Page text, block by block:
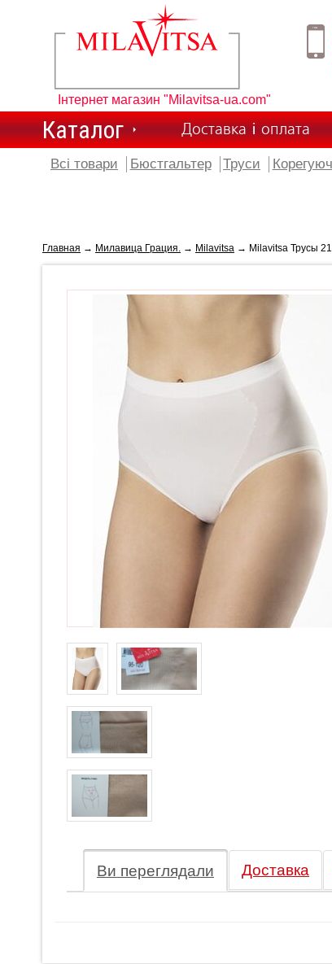
Інтернет магазин "Milavitsa-ua.com"
Каталог Доставка і оплата
Всі товари Бюстгальтер Труси
Главная → Милавица Грация. → Milavitsa → Milavitsa Трусы
Ви переглядали Доставка